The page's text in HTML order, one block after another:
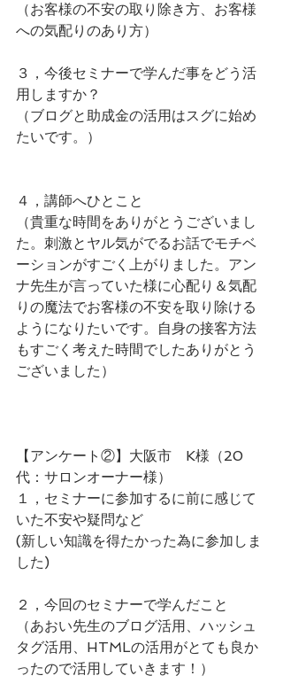
（お客様の不安の取り除き方、お客様
への気配りのあり方）
３，今後セミナーで学んだ事をどう活
用しますか？
（ブログと助成金の活用はスグに始め
たいです。）
４，講師へひとこと
（貴重な時間をありがとうございまし
た。刺激とヤル気がでるお話でモチベ
ーションがすごく上がりました。アン
ナ先生が言っていた様に心配り＆気配
りの魔法でお客様の不安を取り除ける
ようになりたいです。自身の接客方法
もすごく考えた時間でしたありがとう
ございました）
【アンケート②】大阪市　K様（20
代：サロンオーナー様）
１，セミナーに参加するに前に感じて
いた不安や疑問など
(新しい知識を得たかった為に参加しま
した)
２，今回のセミナーで学んだこと
（あおい先生のブログ活用、ハッシュ
タグ活用、HTMLの活用がとても良か
ったので活用していきます！）